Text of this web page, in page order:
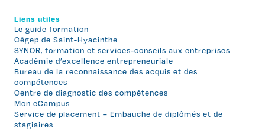
Liens utiles
Le guide formation
Cégep de Saint-Hyacinthe
SYNOR, formation et services-conseils aux entreprises
Académie d’excellence entrepreneuriale
Bureau de la reconnaissance des acquis et des
compétences
Centre de diagnostic des compétences
Mon eCampus
Service de placement – Embauche de diplômés et de
stagiaires